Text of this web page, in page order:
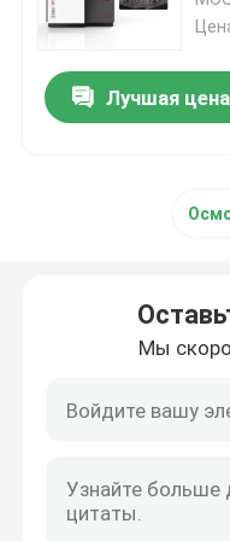
Принтер LCD 3D
Медицинский
Лучшая цена
Мы